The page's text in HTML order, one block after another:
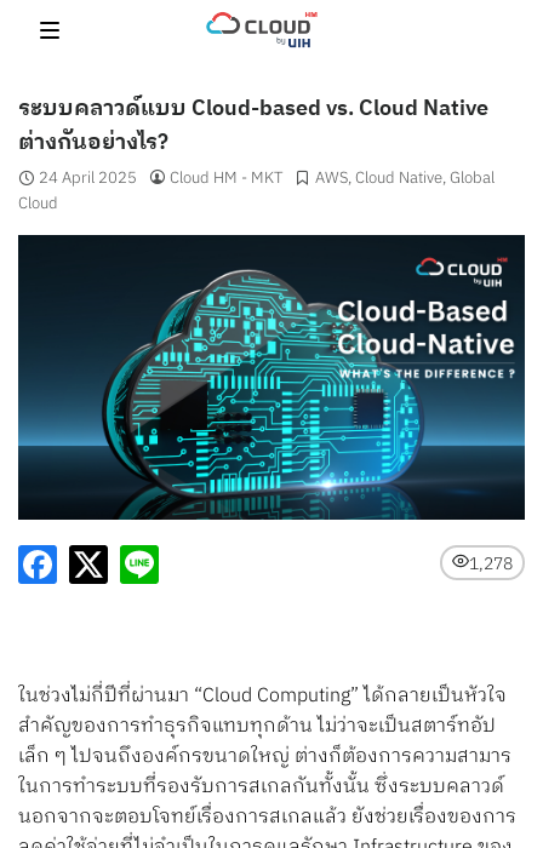
Search
for:
ระบบคลาวด์แบบ Cloud-based vs. Cloud Native
ต่างกันอย่างไร?
24 April 2025 Cloud HM - MKT AWS,Cloud Native,Global
Cloud
1,278
ในช่วงไม่กี่ปีที่ผ่านมา “Cloud Computing” ได้กลายเป็นหัวใจ
สำคัญของการทำธุรกิจแทบทุกด้าน ไม่ว่าจะเป็นสตาร์ทอัป
เล็ก ๆ ไปจนถึงองค์กรขนาดใหญ่ ต่างก็ต้องการความสามาร
ในการทำระบบที่รองรับการสเกลกันทั้งนั้น ซึ่งระบบคลาวด์
นอกจากจะตอบโจทย์เรื่องการสเกลแล้ว ยังช่วยเรื่องของการ